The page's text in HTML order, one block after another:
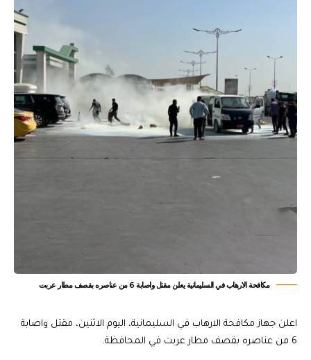
مكافحة الارهاب في السليمانية يعلن مقتل واصابة 6 من عناصره بقصف مطار عربت
اعلن جهاز مكافحة الارهاب في السليمانية، اليوم الاثنين، مقتل واصابة
6 من عناصره بقصف مطار عربت في المحافظة.